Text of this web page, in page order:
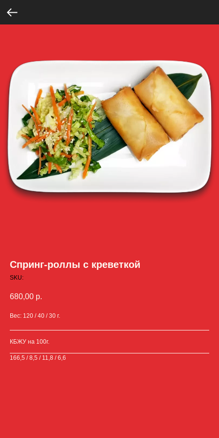
Спринг-роллы с креветкой
SKU:
680,00 р.
Вес: 120 / 40 / 30 г.
КБЖУ на 100г.
166,5 / 8,5 / 11,8 / 6,6